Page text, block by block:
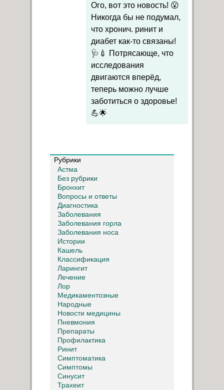
Ого, вот это новость! 😮
Никогда бы не подумал,
что хронич. ринит и
диабет как-то связаны!
🩺💉 Потрясающе, что
исследования
двигаются вперёд,
теперь можно лучше
заботиться о здоровье!
💪🌟
Рубрики
Астма
Без рубрики
Бронхит
Вопросы и ответы
Диагностика
Заболевания
Заболевания горла
Заболевания носа
Истории
Кашель
Классификация
Ларингит
Лечение
Лор
Медикаментозные
Народные
Новости медицины
Пневмония
Препараты
Профилактика
Ринит
Симптоматика
Симптомы
Синусит
Трахеит